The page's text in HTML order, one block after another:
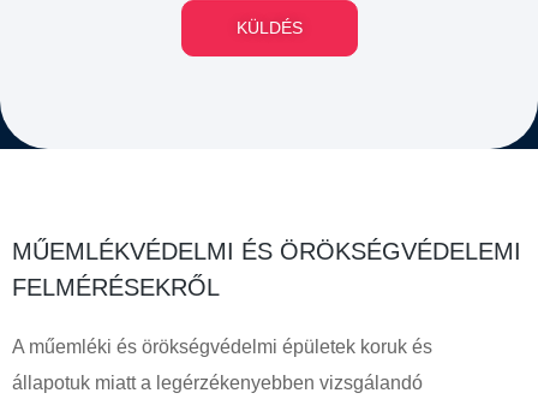
KÜLDÉS
MŰEMLÉKVÉDELMI ÉS ÖRÖKSÉGVÉDELEMI
FELMÉRÉSEKRŐL
A műemléki és örökségvédelmi épületek koruk és
állapotuk miatt a legérzékenyebben vizsgálandó